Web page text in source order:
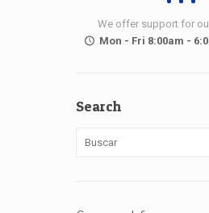
We offer support for
Mon - Fri 8:00am -
Search